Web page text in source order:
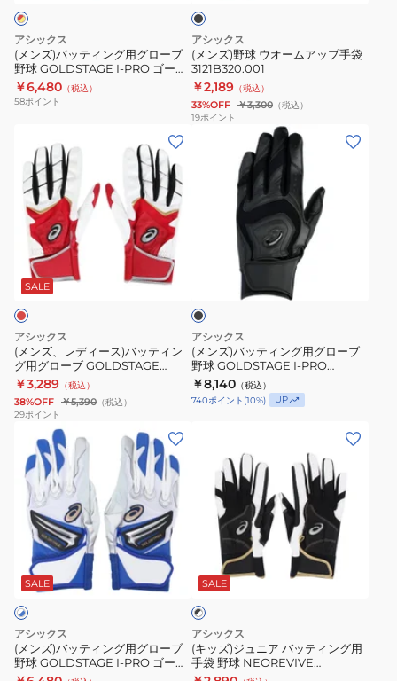
3121B365.410
グ
用
グ
ロ
ー
GOLDSTAGE
PRO
ル
ド
ス
テ
ー
ジ
3121B297.608
アシックス
(メンズ)バッティング用グローブ
野球 GOLDSTAGE I-PRO ゴール
ドステージ 3121B297.608
￥6,480 （税込）
58ポイント
ム
ア
ッ
プ
手
袋
3121B320.001
アシックス
(メンズ)野球 ウオームアップ手袋
3121B320.001
￥2,189 （税込）
33%OFF ￥3,300（税込）
19ポイント
ズ、
レ
ス)
バ
ッ
テ
ィ
ン
グ
ロ
GOLDSTAGE
BATTING
GLOVE
3121B365.600
SALE
アシックス
(メンズ、レディース)バッティン
グ用グローブ GOLDSTAGE
BATTING GLOVE 3121B365.600
￥3,289 （税込）
38%OFF ￥5,390（税込）
29ポイント
グ
用
グ
ロ
ー
GOLDSTAGE
PRO
3121B298.001
ブ
ラ
アシックス
(メンズ)バッティング用グローブ
野球 GOLDSTAGE I-PRO
3121B298.001
￥8,140 （税込）
740ポイント (10%) UP
ズ)
ン
グ
用
グ
ロ
SALE
アシックス
(メンズ)バッティング用グローブ
野球 GOLDSTAGE I-PRO ゴール
ドステージ 3121B297.103
バ
ッ
テ
ィ
ン
SALE
ブ
ラ
ッ
ホ
ワ
イ
アシックス
(キッズ)ジュニア バッティング用
手袋 野球 NEOREVIVE
3121B301.002.J